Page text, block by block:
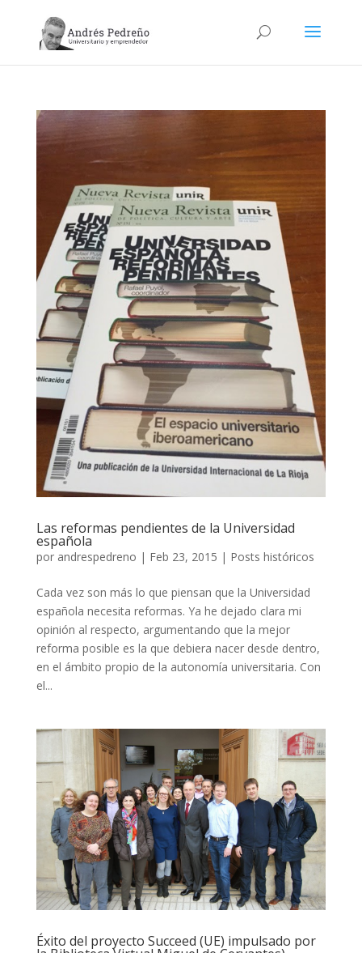
Las reformas pendientes de la Universidad
española
por andrespedreno | Feb 23, 2015 | Posts históricos
Cada vez son más lo que piensan que la Universidad
española necesita reformas. Ya he dejado clara mi
opinión al respecto, argumentando que la mejor
reforma posible es la que debiera nacer desde dentro,
en el ámbito propio de la autonomía universitaria. Con
el...
Éxito del proyecto Succeed (UE) impulsado por